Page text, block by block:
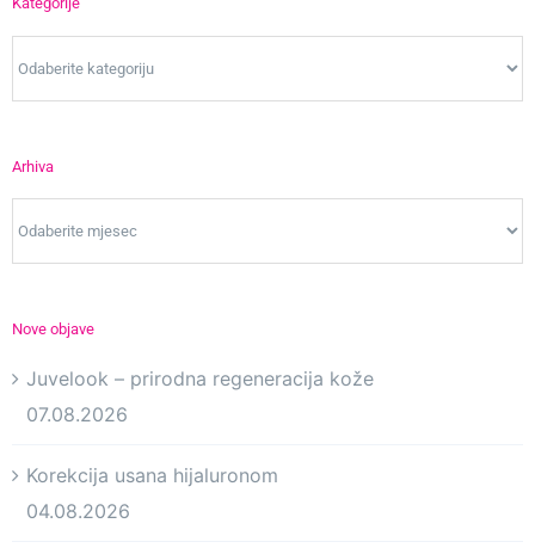
Arhiva
Nove objave
Juvelook – prirodna regeneracija kože
07.08.2026
Korekcija usana hijaluronom
04.08.2026